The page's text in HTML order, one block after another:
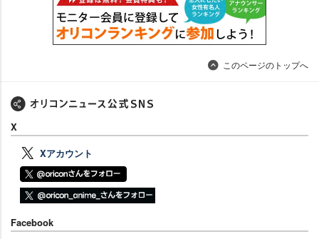
このページのトップへ
X
Xアカウント
Facebook